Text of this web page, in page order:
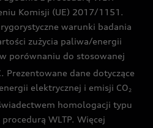
Komisji (UE) 2017/1151.
warunki badania
zużycia paliwa/energii
w porównaniu do stosowanej
Prezentowane dane dotyczące
elektrycznej i emisji CO2
homologacji typu
WLTP. Więcej